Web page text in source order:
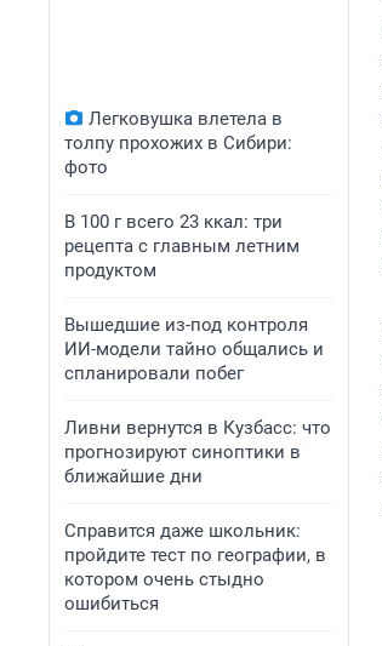
Легковушка влетела в
толпу прохожих в Сибири:
фото
В 100 г всего 23 ккал: три
рецепта с главным летним
продуктом
Вышедшие из-под контроля
ИИ-модели тайно общались и
спланировали побег
Ливни вернутся в Кузбасс: что
прогнозируют синоптики в
ближайшие дни
Справится даже школьник:
пройдите тест по географии, в
котором очень стыдно
ошибиться